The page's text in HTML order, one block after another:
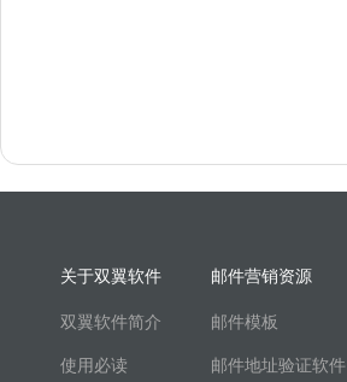
关于双翼软件
双翼软件简介
使用必读
邮件营销资源
邮件模板
邮件地址验证软件